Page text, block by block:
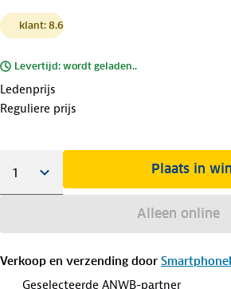
klant: 8.6
Levertijd: wordt geladen..
Ledenprijs
Reguliere prijs
Plaats in
Alleen online
Verkoop en verzending door
Geselecteerde ANWB-partner